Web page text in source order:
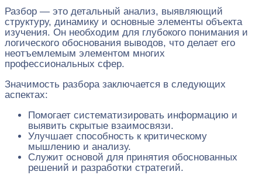
Разбор — это детальный анализ, выявляющий
структуру, динамику и основные элементы объекта
изучения. Он необходим для глубокого понимания и
логического обоснования выводов, что делает его
неотъемлемым элементом многих
профессиональных сфер.
Значимость разбора заключается в следующих
аспектах:
Помогает систематизировать информацию и
выявить скрытые взаимосвязи.
Улучшает способность к критическому
мышлению и анализу.
Служит основой для принятия обоснованных
решений и разработки стратегий.